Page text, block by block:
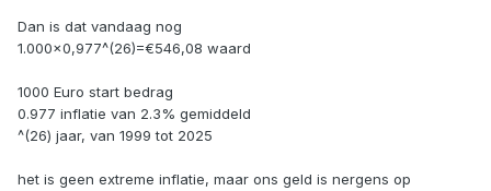
Dan is dat vandaag nog
1.000×0,977^(26)=€546,08 waard
1000 Euro start bedrag
0.977 inflatie van 2.3% gemiddeld
^(26) jaar, van 1999 tot 2025
het is geen extreme inflatie, maar ons geld is nergens op